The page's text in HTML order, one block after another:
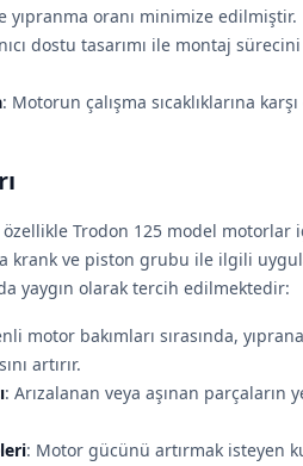
yıpranma oranı minimize edilmiştir.
dostu tasarımı ile montaj
: Motorun çalışma sıcaklıklarına
özellikle Trodon 125 model motorlar
krank ve piston grubu ile ilgili
yaygın olarak tercih edilmektedir:
motor bakımları sırasında,
artırır.
: Arızalanan veya aşınan parçaların
: Motor gücünü artırmak isteyen